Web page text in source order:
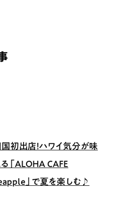
初出店！ハワイ気分が味
「ALOHA CAFE
」で夏を楽しむ♪